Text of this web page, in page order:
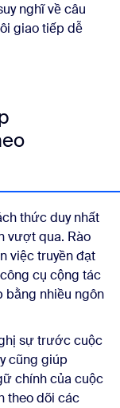
nghĩ về câu
giao tiếp dễ
thức duy nhất
vượt qua. Rào
việc truyền đạt
cụ cộng tác
bằng nhiều ngôn
sự trước cuộc
cũng giúp
chính của cuộc
theo dõi các